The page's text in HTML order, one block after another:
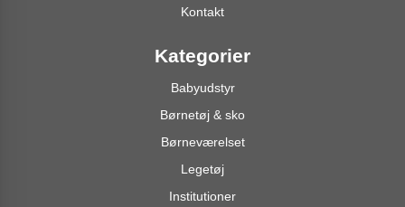
Kontakt
Kategorier
Babyudstyr
Børnetøj & sko
Børneværelset
Legetøj
Institutioner